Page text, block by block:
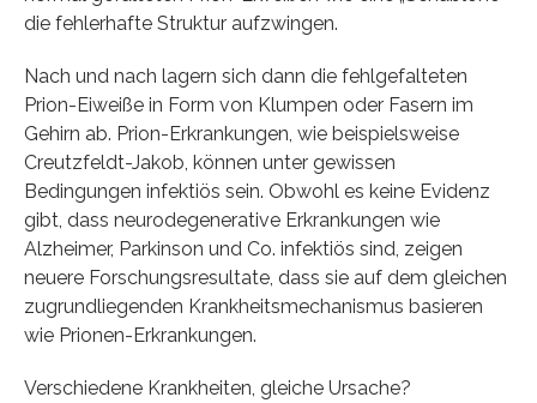
die fehlerhafte Struktur aufzwingen.
Nach und nach lagern sich dann die fehlgefalteten
Prion-Eiweiße in Form von Klumpen oder Fasern im
Gehirn ab. Prion-Erkrankungen, wie beispielsweise
Creutzfeldt-Jakob, können unter gewissen
Bedingungen infektiös sein. Obwohl es keine Evidenz
gibt, dass neurodegenerative Erkrankungen wie
Alzheimer, Parkinson und Co. infektiös sind, zeigen
neuere Forschungsresultate, dass sie auf dem gleichen
zugrundliegenden Krankheitsmechanismus basieren
wie Prionen-Erkrankungen.
Verschiedene Krankheiten, gleiche Ursache?